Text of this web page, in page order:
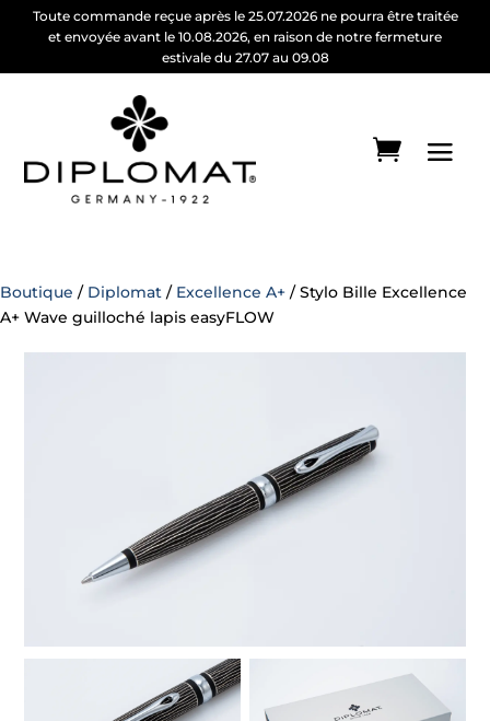
Toute commande reçue après le 25.07.2026 ne pourra être traitée
et envoyée avant le 10.08.2026, en raison de notre fermeture
estivale du 27.07 au 09.08
Boutique / Diplomat / Excellence A+ / Stylo Bille Excellence
A+ Wave guilloché lapis easyFLOW